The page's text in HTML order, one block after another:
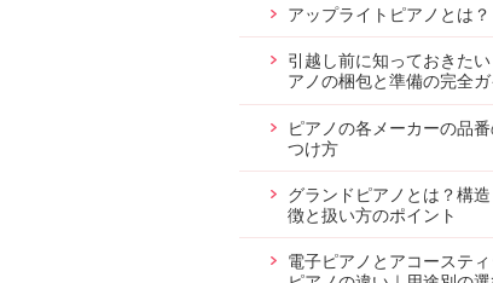
アップライトピアノとは？
引越し前に知っておきた
アノの梱包と準備の完全ガ
ピアノの各メーカーの品
つけ方
グランドピアノとは？構
徴と扱い方のポイント
電子ピアノとアコースティ